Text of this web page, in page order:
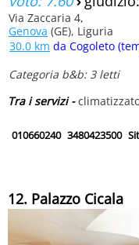
Via Zaccaria 4,
Genova (GE), Liguria
30.0 km da Cogoleto
Categoria b&b: 3 letti
Tra i servizi -
010660240 3480423500
12. Palazzo Cicala